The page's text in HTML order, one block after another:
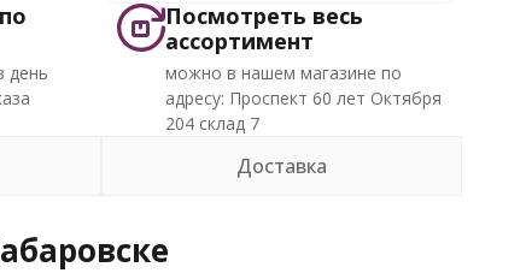
день
Посмотреть весь
ассортимент
можно в нашем магазине по
адресу: Проспект 60 лет Октября
204 склад 7
Доставка